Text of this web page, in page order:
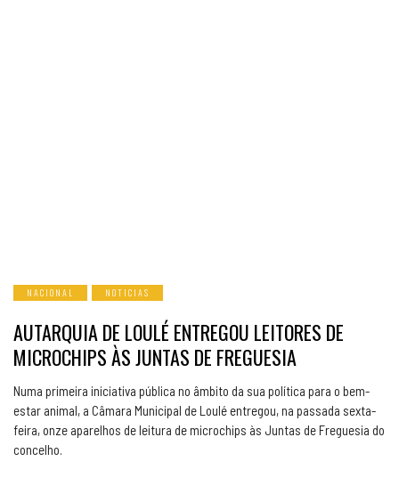
NACIONAL NOTICIAS
AUTARQUIA DE LOULÉ ENTREGOU LEITORES DE
MICROCHIPS ÀS JUNTAS DE FREGUESIA
Numa primeira iniciativa pública no âmbito da sua política para o bem-
estar animal, a Câmara Municipal de Loulé entregou, na passada sexta-
feira, onze aparelhos de leitura de microchips às Juntas de Freguesia do
concelho.